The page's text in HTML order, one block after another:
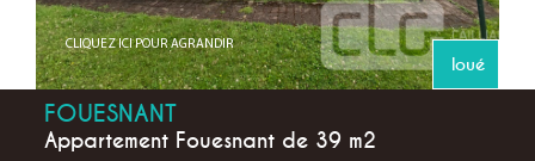
CLIQUEZ ICI POUR AGRANDIR
loué
FOUESNANT
Appartement Fouesnant de 39 m2